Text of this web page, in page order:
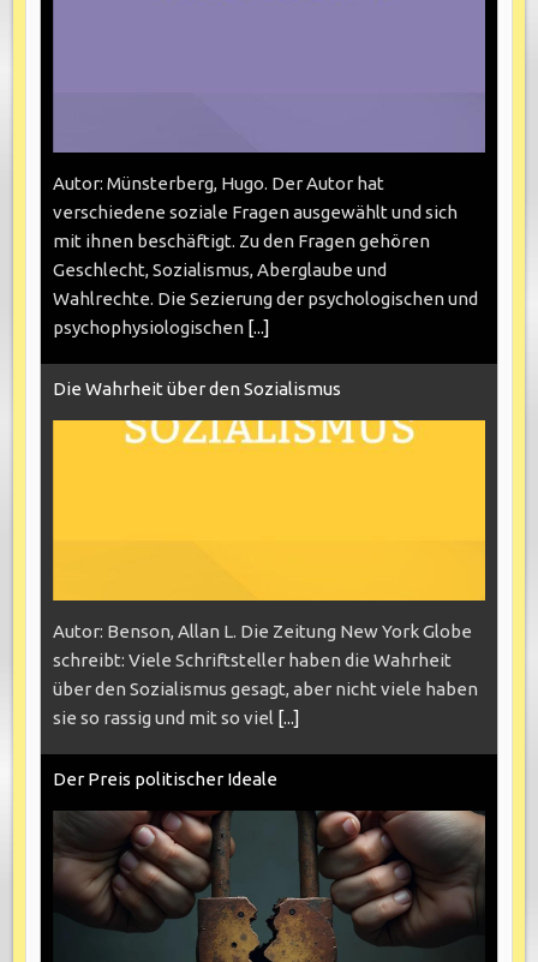
Autor: Münsterberg, Hugo. Der Autor hat
verschiedene soziale Fragen ausgewählt und sich
mit ihnen beschäftigt. Zu den Fragen gehören
Geschlecht, Sozialismus, Aberglaube und
Wahlrechte. Die Sezierung der psychologischen und
psychophysiologischen [...]
Die Wahrheit über den Sozialismus
Autor: Benson, Allan L. Die Zeitung New York Globe
schreibt: Viele Schriftsteller haben die Wahrheit
über den Sozialismus gesagt, aber nicht viele haben
sie so rassig und mit so viel [...]
Der Preis politischer Ideale